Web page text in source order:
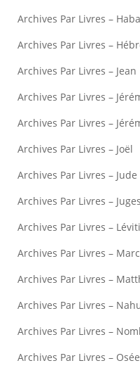
Archives Par Livres –
Archives Par Livres –
Archives Par Livres – Jean
Archives Par Livres –
Archives Par Livres –
Archives Par Livres – Joël
Archives Par Livres – Jude
Archives Par Livres – Juges
Archives Par Livres –
Archives Par Livres – Marc
Archives Par Livres –
Archives Par Livres –
Archives Par Livres –
Archives Par Livres – Osée